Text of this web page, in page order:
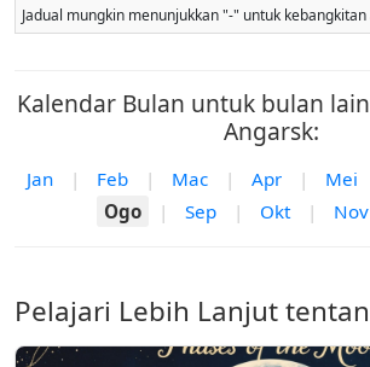
Jadual mungkin menunjukkan "-" untuk
Kalendar Bulan untuk bulan
Angarsk:
Jan | Feb | Mac | Apr | Mei
Ogo
| Sep | Okt | Nov
Pelajari Lebih Lanjut